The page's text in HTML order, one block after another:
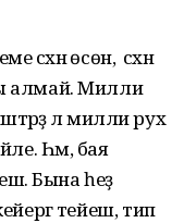
өсөн, ә сәхнә
алмай. Милли
лә милли рух
Һәм, бая
Бына һеҙ
тейеш, тип